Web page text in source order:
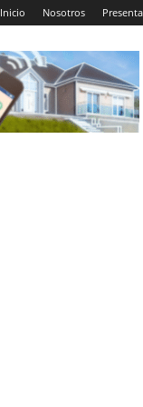
Inicio Nosotros
Casa
Inteligente
Wifi